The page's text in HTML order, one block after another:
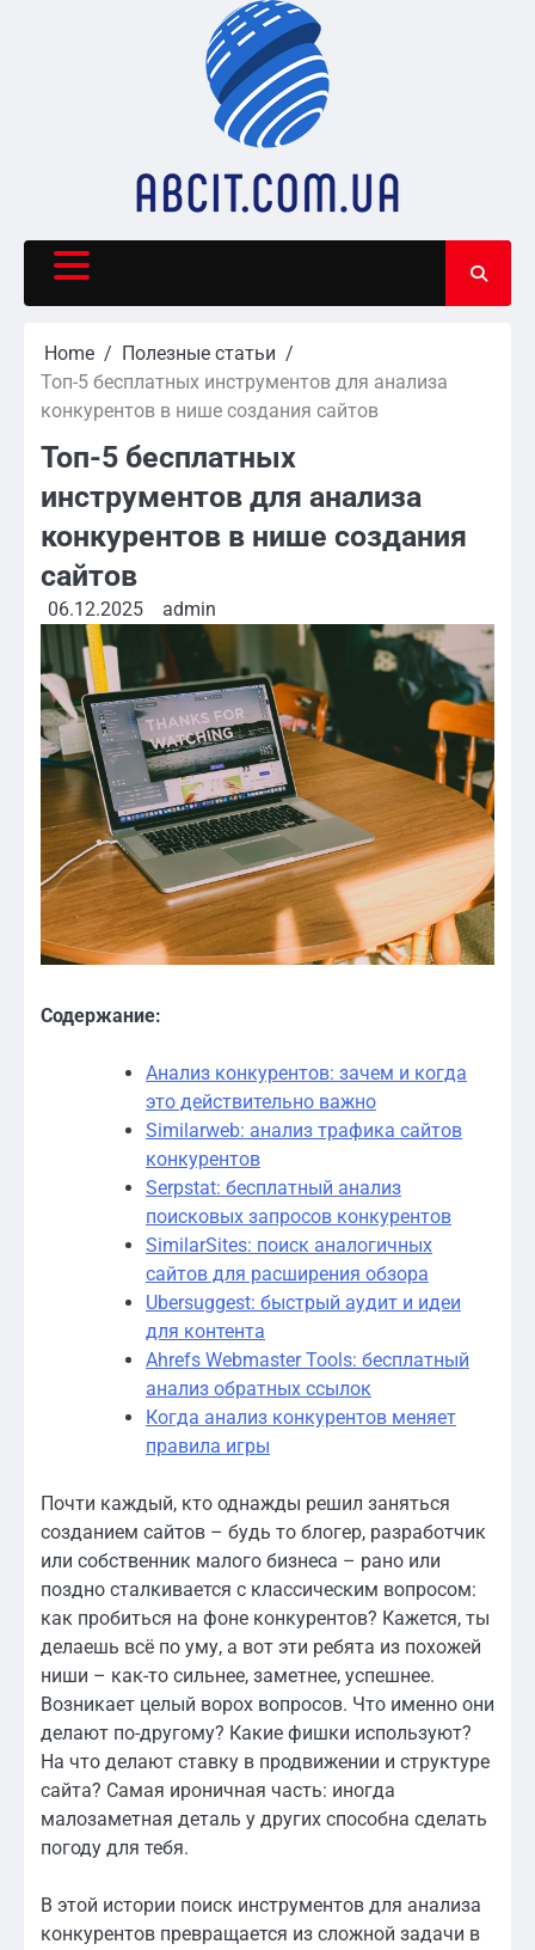
Home
Полезные статьи
Топ-5 бесплатных инструментов для анализа
конкурентов в нише создания сайтов
Топ-5 бесплатных
инструментов для анализа
конкурентов в нише создания
сайтов
06.12.2025 admin
Содержание:
Анализ конкурентов: зачем и когда
это действительно важно
Similarweb: анализ трафика сайтов
конкурентов
Serpstat: бесплатный анализ
поисковых запросов конкурентов
SimilarSites: поиск аналогичных
сайтов для расширения обзора
Ubersuggest: быстрый аудит и идеи
для контента
Ahrefs Webmaster Tools: бесплатный
анализ обратных ссылок
Когда анализ конкурентов меняет
правила игры
Почти каждый, кто однажды решил заняться
созданием сайтов – будь то блогер, разработчик
или собственник малого бизнеса – рано или
поздно сталкивается с классическим вопросом:
как пробиться на фоне конкурентов? Кажется, ты
делаешь всё по уму, а вот эти ребята из похожей
ниши – как-то сильнее, заметнее, успешнее.
Возникает целый ворох вопросов. Что именно они
делают по-другому? Какие фишки используют?
На что делают ставку в продвижении и структуре
сайта? Самая ироничная часть: иногда
малозаметная деталь у других способна сделать
погоду для тебя.
В этой истории поиск инструментов для анализа
конкурентов превращается из сложной задачи в